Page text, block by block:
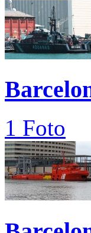
1 Foto